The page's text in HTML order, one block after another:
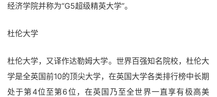
经济学院并称为“G5超级精英大学”。
杜伦大学
杜伦大学，又译作达勒姆大学。世界百强知名院校，杜伦大
学是全英国前10的顶尖大学，在英国大学各类排行榜中长期
处于第4位至第6位，在英国乃至全世界一直享有极高美